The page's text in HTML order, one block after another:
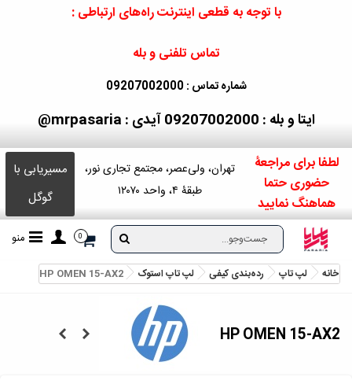
با توجه به قطعی اینترنت راه‌های ارتباطی :
تماس تلفنی و بله
شماره تماس : 09207002000
ایتا و بله : 09207002000 آیدی : mrpasaria@
لطفا برای مراجعۀ
حضوری حتما
هماهنگ نمایید
تهران، ولی‌عصر، مجتمع تجاری نور،
طبقۀ ۴، واحد ۱۲۰۷۰
مسیریابی با
گوگل
0 منو
خانه لپ تاپ رده‌بندی کیفی لپ‌ تاپ استوک HP OMEN 15-AX2
HP OMEN 15-AX2